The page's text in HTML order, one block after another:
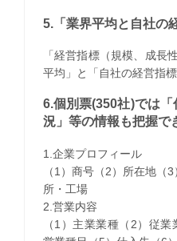
5.「業界平均と自社の
「経営指標（規模、成長
平均」と「自社の経営指
6.個別票(350社)では
況」等の情報も把握で
1.企業プロフィール
（1）商号（2）所在地（
所・工場
2.営業内容
（1）主業業種（2）従